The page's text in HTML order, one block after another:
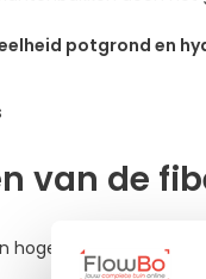
potgrond en
van de
hoge kwaliteit